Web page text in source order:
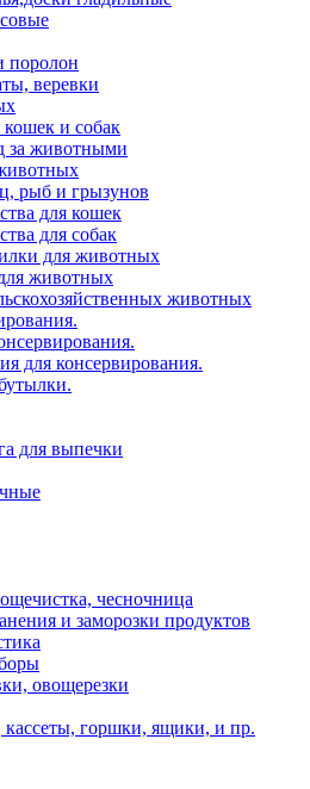
поролон
веревки
и собак
за животными
рыб и грызунов
для кошек
для собак
для животных
животных
животных
для консервирования.
для выпечки
чесночница
и заморозки продуктов
овощерезки
кассеты, горшки, ящики, и пр.